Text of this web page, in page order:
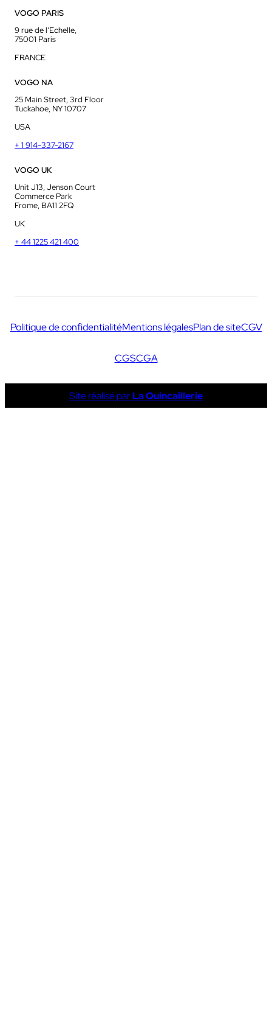
VOGO PARIS
9 rue de l’Echelle,
75001 Paris
FRANCE
VOGO NA
25 Main Street, 3rd Floor
Tuckahoe, NY 10707
USA
+ 1 914-337-2167
VOGO UK
Unit J13, Jenson Court
Commerce Park
Frome, BA11 2FQ
UK
+ 44 1225 421 400
Politique de confidentialitéMentions légalesPlan de siteCGV
CGSCGA
Site réalisé parLa Quincaillerie